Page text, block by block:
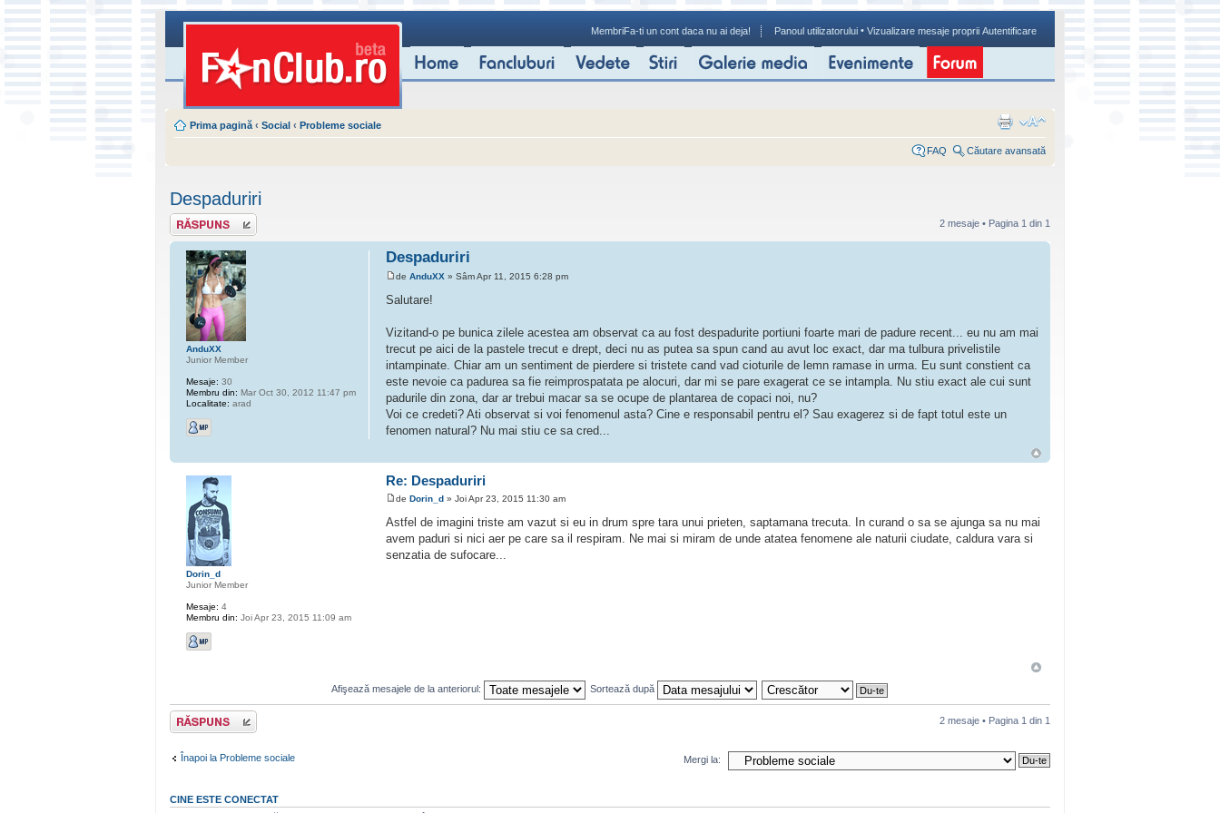
MembriFa-ti un cont daca nu ai deja! Panoul utilizatorului • Vizualizare mesaje proprii Autentificare
Prima pagină ‹ Social ‹ Probleme sociale
FAQ Căutare avansată
Despaduriri
Scrie un răspuns 2 mesaje • Pagina 1 din 1
Despaduriri
de AnduXX » Sâm Apr 11, 2015 6:28 pm
Salutare!
Vizitand-o pe bunica zilele acestea am observat ca au fost despadurite portiuni foarte mari de padure recent... eu nu am mai
trecut pe aici de la pastele trecut e drept, deci nu as putea sa spun cand au avut loc exact, dar ma tulbura privelistile
intampinate. Chiar am un sentiment de pierdere si tristete cand vad cioturile de lemn ramase in urma. Eu sunt constient ca
este nevoie ca padurea sa fie reimprospatata pe alocuri, dar mi se pare exagerat ce se intampla. Nu stiu exact ale cui sunt
padurile din zona, dar ar trebui macar sa se ocupe de plantarea de copaci noi, nu?
Voi ce credeti? Ati observat si voi fenomenul asta? Cine e responsabil pentru el? Sau exagerez si de fapt totul este un
fenomen natural? Nu mai stiu ce sa cred...
AnduXX
Junior Member
Mesaje: 30
Membru din: Mar Oct 30, 2012 11:47 pm
Localitate: arad
Re: Despaduriri
de Dorin_d » Joi Apr 23, 2015 11:30 am
Astfel de imagini triste am vazut si eu in drum spre tara unui prieten, saptamana trecuta. In curand o sa se ajunga sa nu mai
avem paduri si nici aer pe care sa il respiram. Ne mai si miram de unde atatea fenomene ale naturii ciudate, caldura vara si
senzatia de sufocare...
Dorin_d
Junior Member
Mesaje: 4
Membru din: Joi Apr 23, 2015 11:09 am
Afişează mesajele de la anteriorul: Sortează după
Scrie un răspuns 2 mesaje • Pagina 1 din 1
Înapoi la Probleme sociale Mergi la:
CINE ESTE CONECTAT